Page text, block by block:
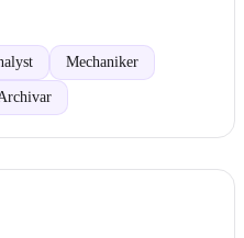
Mechaniker